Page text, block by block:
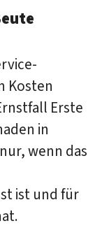
Kosten
Erste
in
wenn das
ist und für